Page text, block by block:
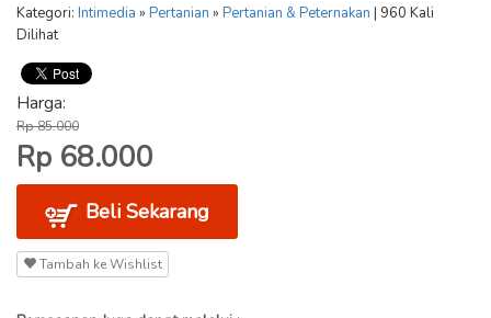
Kategori: Intimedia » Pertanian » Pertanian & Peternakan | 960 Kali
Dilihat
Harga:
Rp 85.000
Rp 68.000
Beli Sekarang
Tambah ke Wishlist